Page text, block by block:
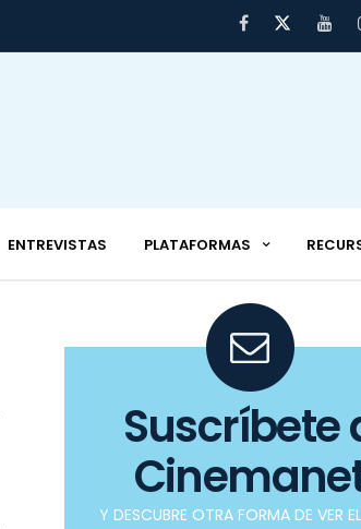
ENTREVISTAS PLATAFORMAS
Suscríbete
Y DESCUBRE OTRA FORMA DE VER